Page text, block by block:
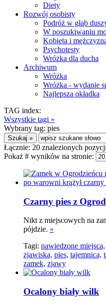
Diety
Rozwój osobisty
Podróż w głąb
W poszukiwaniu
Kobieta i
Psychotesty
Wróżka dla ducha
Archiwum
Wróżka
Wróżka - wydanie
Najlepsza okładka
TAG index:
Wszystkie tagi »
Wybrany tag: pies
Łącznie: 20 znalezionych
Pokaż # wyników na stronie:
Czarny pies z
Nikt z miejscowych na
pójdzie. »
Tagi: nawiedzone miejsca,
zjawiska, pies, tajemnica,
zamek, zjawy
Ocalony biały wilk